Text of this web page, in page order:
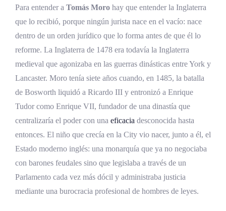
Rich
Quince minutos para condenar al jurista
del milenio
El alegato final contra la sentencia
Los escritos de la Torre y la muerte de Tomás
Moro
Las cartas a Margaret desde la Bell Tower
El cadalso de Tower Hill, el humor y el
perdón
La verdad sobre la frase final, «y» frente
a «pero»
La cabeza en la pica y el coraje de Margaret
Para entender a Tomás Moro hay que entender la Inglaterra
que lo recibió, porque ningún jurista nace en el vacío: nace
dentro de un orden jurídico que lo forma antes de que él lo
reforme. La Inglaterra de 1478 era todavía la Inglaterra
medieval que agonizaba en las guerras dinásticas entre York y
Lancaster. Moro tenía siete años cuando, en 1485, la batalla
de Bosworth liquidó a Ricardo III y entronizó a Enrique
Tudor como Enrique VII, fundador de una dinastía que
centralizaría el poder con una eficacia desconocida hasta
entonces. El niño que crecía en la City vio nacer, junto a él, el
Estado moderno inglés: una monarquía que ya no negociaba
con barones feudales sino que legislaba a través de un
Parlamento cada vez más dócil y administraba justicia
mediante una burocracia profesional de hombres de leyes.